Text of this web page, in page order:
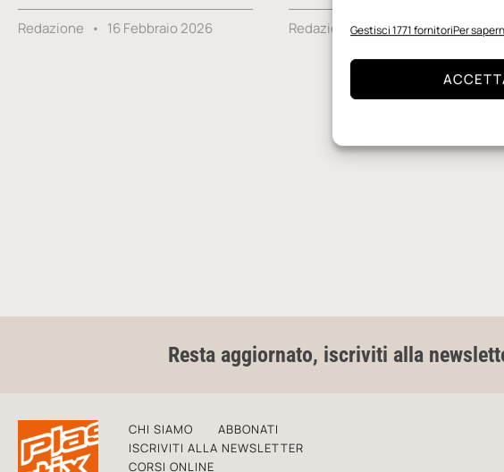
Gestisci 1771 fornitoriPer
Redazione 16 Febbraio 2026 Redazione 13 Marzo 2024
Resta aggiornato, iscriviti alla
CHI SIAMO
ABBONATI
ISCRIVITI ALLA NEWSLETTER
CORSI ONLINE